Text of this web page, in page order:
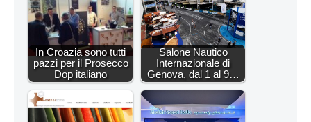
In Croazia sono tutti
pazzi per il Prosecco
Dop italiano
Salone Nautico
Internazionale di
Genova, dal 1 al 9…